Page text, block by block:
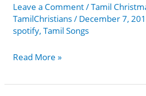
Leave a Comment/Tamil
TamilChristians/ December 7,
spotify,Tamil Songs
Kannil
Kolam
Read More »